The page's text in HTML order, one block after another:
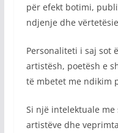
për efekt botimi,
ndjenje dhe
Personaliteti i saj sot
artistësh, poetësh e
të mbetet me ndikim
Si një intelektuale
artistëve dhe